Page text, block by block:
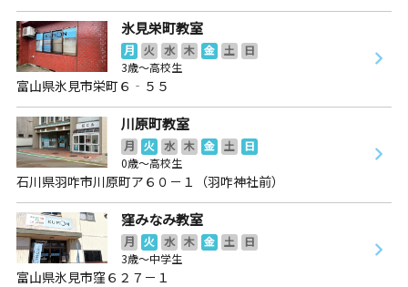
氷見栄町教室
月 火 水 木 金 土
日
3歳～高校生
富山県氷見市栄町６‐５５
川原町教室
月 火 水 木 金 土
日
0歳～高校生
石川県羽咋市川原町ア６０－１（羽咋神社前）
窪みなみ教室
月 火 水 木 金 土
日
3歳～中学生
富山県氷見市窪６２７－１